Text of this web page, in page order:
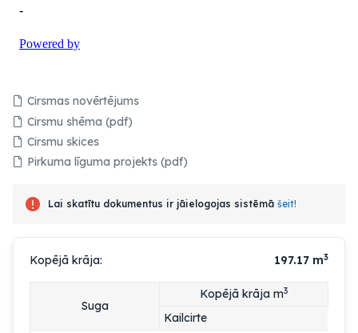
Cirsmas novērtējums
Cirsmu shēma (pdf)
Cirsmu skices
Pirkuma līguma projekts (pdf)
Lai skatītu dokumentus ir jāielogojas sistēmā šeit!
Kopējā krāja: 197.17 m3
Suga
Kopējā krāja m3
Kailcirte